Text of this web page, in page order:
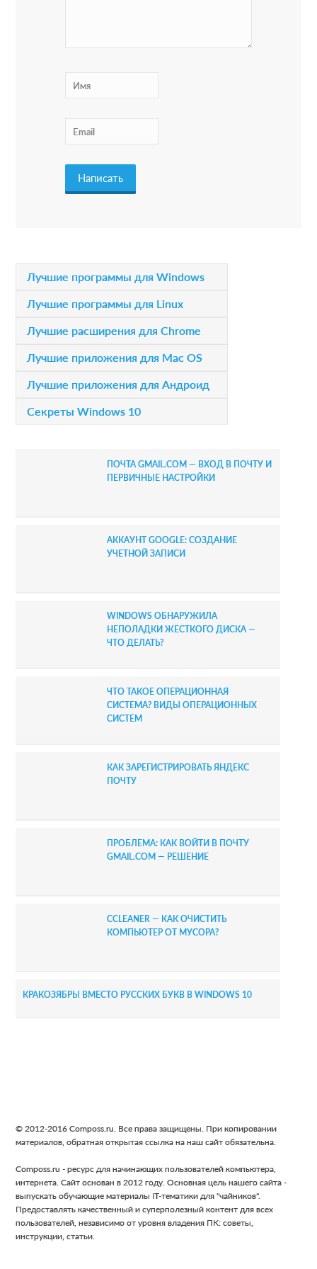
i
o
n
P
m
y
Лучшие программы для Windows
Лучшие программы для Linux
Лучшие расширения для Chrome
Лучшие приложения для Mac OS
Лучшие приложения для Андроид
Секреты Windows 10
ПОЧТА GMAIL.COM — ВХОД В ПОЧТУ И
ПЕРВИЧНЫЕ НАСТРОЙКИ
АККАУНТ GOOGLE: СОЗДАНИЕ
УЧЕТНОЙ ЗАПИСИ
WINDOWS ОБНАРУЖИЛА
НЕПОЛАДКИ ЖЕСТКОГО ДИСКА —
ЧТО ДЕЛАТЬ?
ЧТО ТАКОЕ ОПЕРАЦИОННАЯ
СИСТЕМА? ВИДЫ ОПЕРАЦИОННЫХ
СИСТЕМ
КАК ЗАРЕГИСТРИРОВАТЬ ЯНДЕКС
ПОЧТУ
ПРОБЛЕМА: КАК ВОЙТИ В ПОЧТУ
GMAIL.COM — РЕШЕНИЕ
CCLEANER — КАК ОЧИСТИТЬ
КОМПЬЮТЕР ОТ МУСОРА?
КРАКОЗЯБРЫ ВМЕСТО РУССКИХ БУКВ В WINDOWS 10
Footer
© 2012-2016 Composs.ru. Все права защищены. При копировании
материалов, обратная открытая ссылка на наш сайт обязательна.
Composs.ru - ресурс для начинающих пользователей компьютера,
интернета. Сайт основан в 2012 году. Основная цель нашего сайта -
выпускать обучающие материалы IT-тематики для "чайников".
Предоставлять качественный и суперполезный контент для всех
пользователей, независимо от уровня владения ПК: советы,
инструкции, статьи.